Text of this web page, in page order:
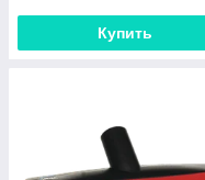
Купить